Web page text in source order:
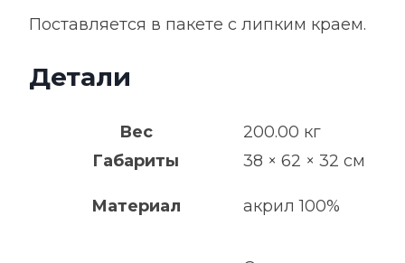
Поставляется в пакете с липким краем.
Детали
Вес
200.00 кг
Габариты
38 × 62 × 32 см
Материал акрил 100%